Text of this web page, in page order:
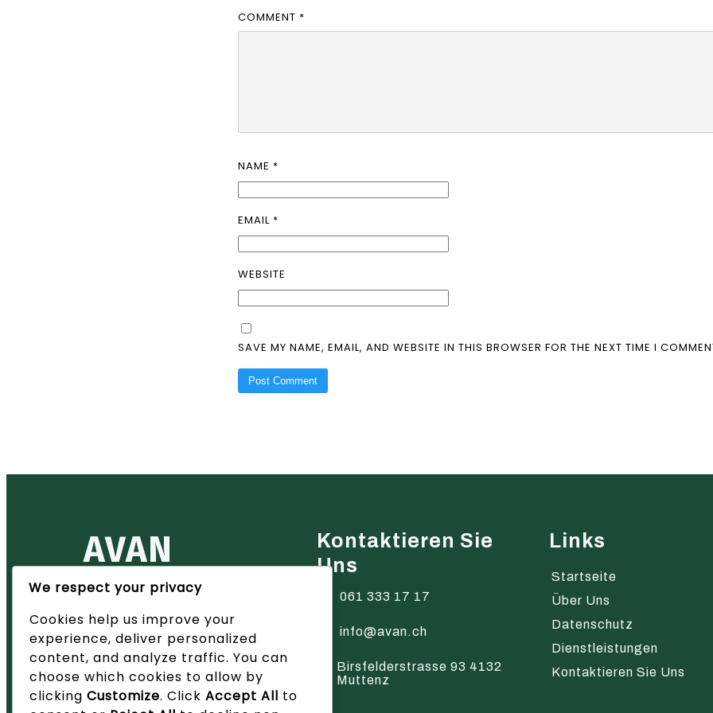
COMMENT *
NAME *
EMAIL *
WEBSITE
SAVE MY NAME, EMAIL, AND WEBSITE IN THIS BROWSER FOR THE NEXT TIME I
AVAN
Ihr zuverlässiger Partner für
– wir bieten innovative Lösungen
und hervorragenden Service.
Kontaktieren Sie
Uns
061 333 17 17
info@avan.ch
Birsfelderstrasse 93 4132
Muttenz
Links
Startseite
Über Uns
Datenschutz
Dienstleistungen
Kontaktieren Sie Uns
We respect your privacy
Cookies help us improve your
experience, deliver personalized
content, and analyze traffic. You can
choose which cookies to allow by
clicking Customize. Click Accept All to